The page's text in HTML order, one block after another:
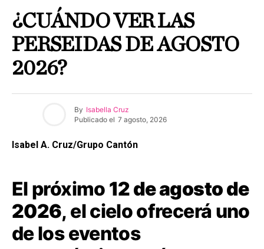
¿CUÁNDO VER LAS
PERSEIDAS DE AGOSTO
2026?
By Isabella Cruz
Publicado el 7 agosto, 2026
Isabel A. Cruz/Grupo Cantón
El próximo 12 de agosto de
2026, el cielo ofrecerá uno
de los eventos